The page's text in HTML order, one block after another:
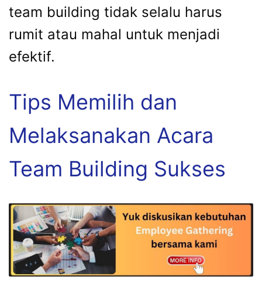
team building tidak selalu harus
rumit atau mahal untuk menjadi
efektif.
Tips Memilih dan
Melaksanakan Acara
Team Building Sukses